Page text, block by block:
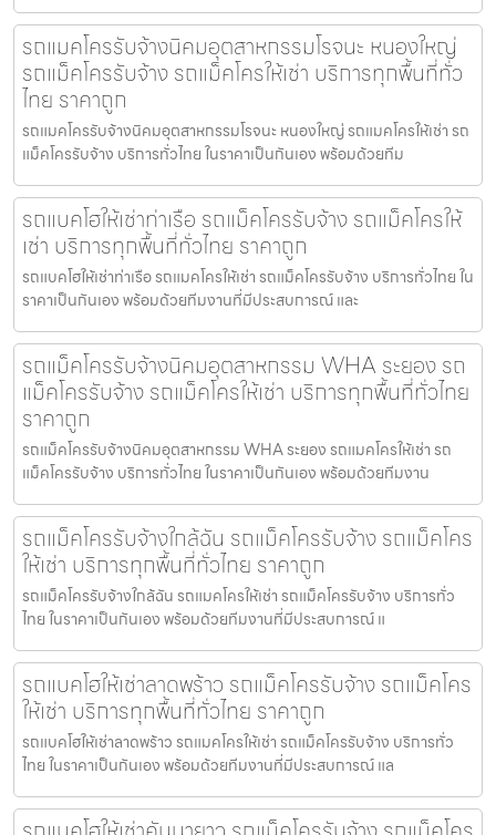
รถแมคโครรับจ้างนิคมอุตสาหกรรมโรจนะ หนองใหญ่
รถแม็คโครรับจ้าง รถแม็คโครให้เช่า บริการทุกพื้นที่ทั่ว
ไทย ราคาถูก
รถแมคโครรับจ้างนิคมอุตสาหกรรมโรจนะ หนองใหญ่ รถแมคโครให้เช่า รถ
แม็คโครรับจ้าง บริการทั่วไทย ในราคาเป็นกันเอง พร้อมด้วยทีม
รถแบคโฮให้เช่าท่าเรือ รถแม็คโครรับจ้าง รถแม็คโครให้
เช่า บริการทุกพื้นที่ทั่วไทย ราคาถูก
รถแบคโฮให้เช่าท่าเรือ รถแมคโครให้เช่า รถแม็คโครรับจ้าง บริการทั่วไทย ใน
ราคาเป็นกันเอง พร้อมด้วยทีมงานที่มีประสบการณ์ และ
รถแม็คโครรับจ้างนิคมอุตสาหกรรม WHA ระยอง รถ
แม็คโครรับจ้าง รถแม็คโครให้เช่า บริการทุกพื้นที่ทั่วไทย
ราคาถูก
รถแม็คโครรับจ้างนิคมอุตสาหกรรม WHA ระยอง รถแมคโครให้เช่า รถ
แม็คโครรับจ้าง บริการทั่วไทย ในราคาเป็นกันเอง พร้อมด้วยทีมงาน
รถแม็คโครรับจ้างใกล้ฉัน รถแม็คโครรับจ้าง รถแม็คโคร
ให้เช่า บริการทุกพื้นที่ทั่วไทย ราคาถูก
รถแม็คโครรับจ้างใกล้ฉัน รถแมคโครให้เช่า รถแม็คโครรับจ้าง บริการทั่ว
ไทย ในราคาเป็นกันเอง พร้อมด้วยทีมงานที่มีประสบการณ์ แ
รถแบคโฮให้เช่าลาดพร้าว รถแม็คโครรับจ้าง รถแม็คโคร
ให้เช่า บริการทุกพื้นที่ทั่วไทย ราคาถูก
รถแบคโฮให้เช่าลาดพร้าว รถแมคโครให้เช่า รถแม็คโครรับจ้าง บริการทั่ว
ไทย ในราคาเป็นกันเอง พร้อมด้วยทีมงานที่มีประสบการณ์ แล